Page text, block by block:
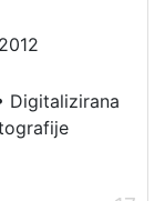
Digitalizirana